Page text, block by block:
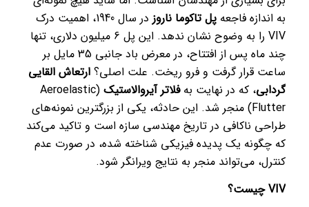
به اندازه فاجعه پل تاکوما ناروز
در سال 1940، اهمیت درک
VIV را به وضوح نشان ندهد. این پل 6 میلیون دلاری، تنها
چند ماه پس از افتتاح، در معرض باد جانبی 35 مایل بر
ساعت قرار گرفت و فرو ریخت. علت اصلی؟ ارتعاش القایی
گردابی، که در نهایت بهفلاتر آیروالاستیک (Aeroelastic
Flutter) منجر شد. این حادثه، یکی از بزرگترین نمونه‌های
طراحی ناکافی در تاریخ مهندسی سازه است و تاکید می‌کند
که چگونه یک پدیده فیزیکی شناخته شده، در صورت عدم
کنترل، می‌تواند منجر به نتایج ویرانگر شود.
VIV چیست؟